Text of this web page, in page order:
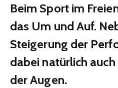
Beim Sport im
das Um und Auf.
Steigerung der
dabei natürlich
der Augen.